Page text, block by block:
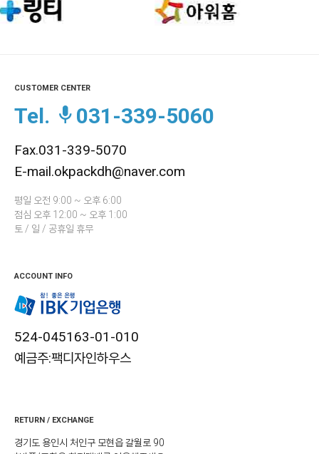
CUSTOMER CENTER
Tel. 031-339-5060
Fax.031-339-5070
E-mail.okpackdh@naver.com
평일 오전 9:00 ~ 오후 6:00
점심 오후 12:00 ~ 오후 1:00
토 / 일 / 공휴일 휴무
ACCOUNT INFO
524-045163-01-010
예금주:팩디자인하우스
RETURN / EXCHANGE
경기도 용인시 처인구 모현읍 갈월로 90